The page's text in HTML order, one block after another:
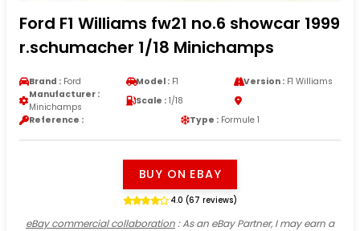
Ford F1 Williams fw21 no.6 showcar 1999
r.schumacher 1/18 Minichamps
Brand : Ford Model : F1 Version :F1 Williams
Manufacturer :
Minichamps
Scale : 1/18
Reference :
Type : Formule 1
BUY ON EBAY
4.0 (67 reviews)
eBay commercial collaboration: As an eBay Partner, I may earn a